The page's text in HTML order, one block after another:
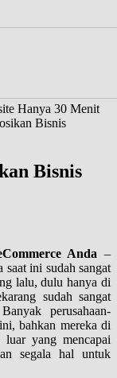
Hanya 30 Menit
Bisnis
Bisnis
Anda –
saat ini sudah sangat
lalu, dulu hanya di
sudah sangat
perusahaan-
bahkan mereka di
yang mencapai
segala hal untuk